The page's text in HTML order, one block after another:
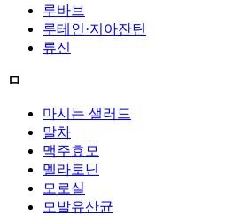
루바브
루테인·지아잔틴
류신
ㅁ
마시는 샐러드
말차
맥주효모
멜라토닌
모로실
모발유산균